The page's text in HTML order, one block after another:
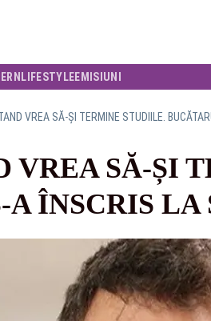
LIFESTYLEEMISIUNI
VREA SĂ-ȘI TERMINE STUDIILE.
VREA SĂ-ȘI
A ÎNSCRIS LA